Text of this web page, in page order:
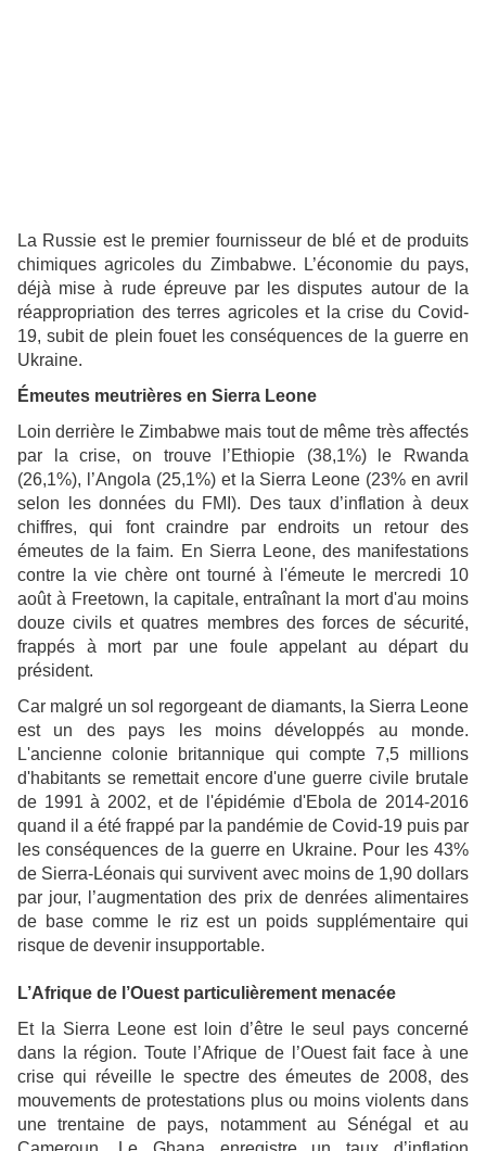
La Russie est le premier fournisseur de blé et de produits
chimiques agricoles du Zimbabwe. L’économie du pays,
déjà mise à rude épreuve par les disputes autour de la
réappropriation des terres agricoles et la crise du Covid-
19, subit de plein fouet les conséquences de la guerre en
Ukraine.
Émeutes meutrières en Sierra Leone
Loin derrière le Zimbabwe mais tout de même très affectés
par la crise, on trouve l’Ethiopie (38,1%) le Rwanda
(26,1%), l’Angola (25,1%) et la Sierra Leone (23% en avril
selon les données du FMI). Des taux d’inflation à deux
chiffres, qui font craindre par endroits un retour des
émeutes de la faim. En Sierra Leone, des manifestations
contre la vie chère ont tourné à l'émeute le mercredi 10
août à Freetown, la capitale, entraînant la mort d'au moins
douze civils et quatres membres des forces de sécurité,
frappés à mort par une foule appelant au départ du
président.
Car malgré un sol regorgeant de diamants, la Sierra Leone
est un des pays les moins développés au monde.
L'ancienne colonie britannique qui compte 7,5 millions
d'habitants se remettait encore d'une guerre civile brutale
de 1991 à 2002, et de l'épidémie d'Ebola de 2014-2016
quand il a été frappé par la pandémie de Covid-19 puis par
les conséquences de la guerre en Ukraine. Pour les 43%
de Sierra-Léonais qui survivent avec moins de 1,90 dollars
par jour, l’augmentation des prix de denrées alimentaires
de base comme le riz est un poids supplémentaire qui
risque de devenir insupportable.
L’Afrique de l’Ouest particulièrement menacée
Et la Sierra Leone est loin d’être le seul pays concerné
dans la région. Toute l’Afrique de l’Ouest fait face à une
crise qui réveille le spectre des émeutes de 2008, des
mouvements de protestations plus ou moins violents dans
une trentaine de pays, notamment au Sénégal et au